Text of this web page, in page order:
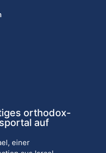
orthodox-
auf
einer